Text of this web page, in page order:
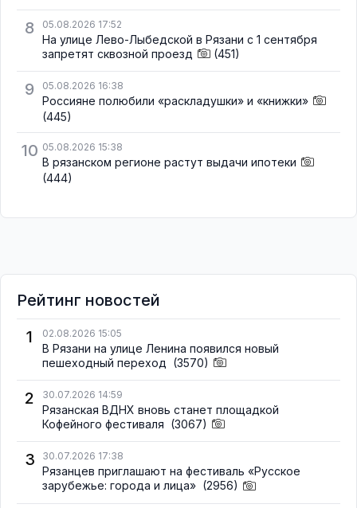
8 05.08.2026 17:52
На улице Лево-Лыбедской в Рязани с 1 сентября
запретят сквозной проезд
(451)
9 05.08.2026 16:38
Россияне полюбили «раскладушки» и «книжки»
(445)
10 05.08.2026 15:38
В рязанском регионе растут выдачи ипотеки
(444)
Рейтинг новостей
1
02.08.2026 15:05
В Рязани на улице Ленина появился новый
пешеходный переход (3570)
2 30.07.2026 14:59
Рязанская ВДНХ вновь станет площадкой
Кофейного фестиваля (3067)
3 30.07.2026 17:38
Рязанцев приглашают на фестиваль «Русское
зарубежье: города и лица» (2956)